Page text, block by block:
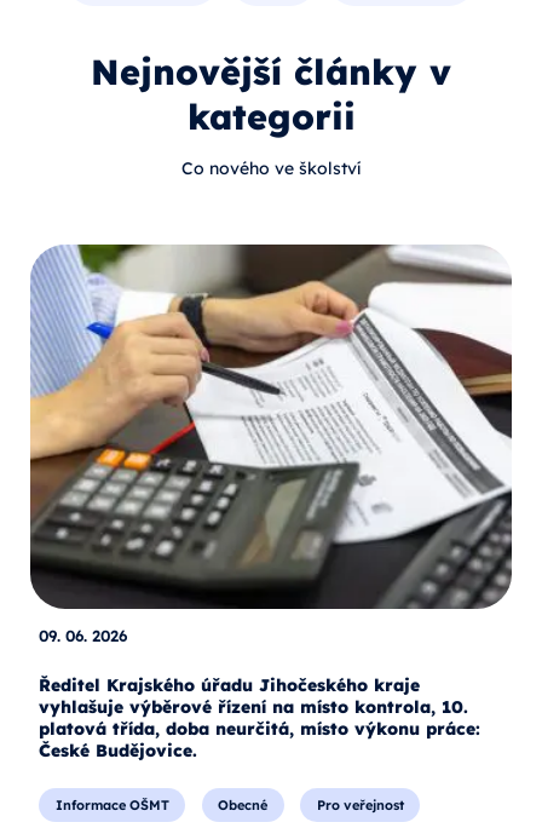
Nejnovější články v
kategorii
Co nového ve školství
09. 06. 2026
Ředitel Krajského úřadu Jihočeského kraje
vyhlašuje výběrové řízení na místo kontrola, 10.
platová třída, doba neurčitá, místo výkonu práce:
České Budějovice.
Informace OŠMT Obecné Pro veřejnost